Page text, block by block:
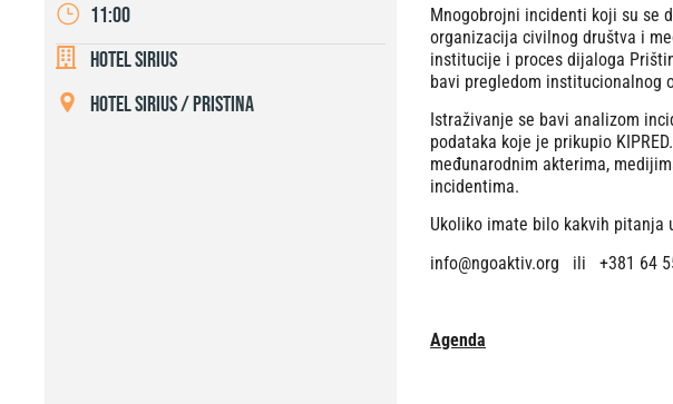
11:00
Hotel Sirius
Hotel Sirius / Pristina
Mnogobrojni incidenti koji su se
organizacija civilnog društva i
institucije i proces dijaloga
bavi pregledom institucionalnog
Istraživanje se bavi analizom
podataka koje je prikupio
međunarodnim akterima,
incidentima.
Ukoliko imate bilo kakvih pitanja
info@ngoaktiv.org ili +381 64
Agenda